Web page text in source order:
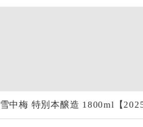
雪中梅 特別本醸造 1800ml【